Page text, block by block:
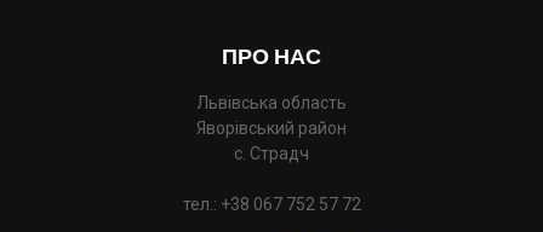
ПРО НАС
Львівська область
Яворівський район
с. Страдч
тел.: +38 067 752 57 72